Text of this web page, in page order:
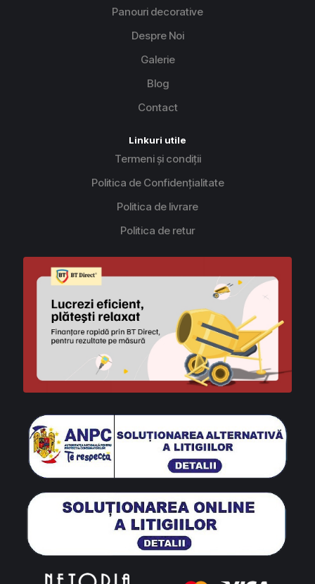
Panouri decorative
Despre Noi
Galerie
Blog
Contact
Linkuri utile
Termeni și condiții
Politica de Confidențialitate
Politica de livrare
Politica de retur